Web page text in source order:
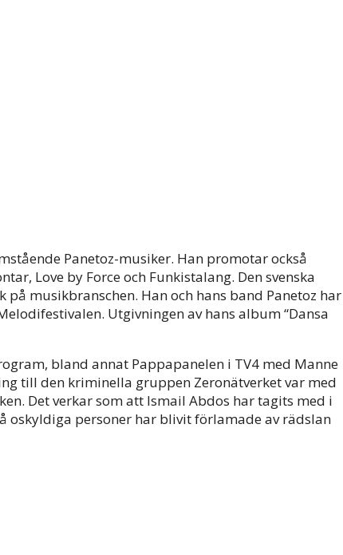
Panetoz-musiker. Han promotar också
Love by Force och Funkistalang. Den svenska
musikbranschen. Han och hans band Panetoz har
Utgivningen av hans album “Dansa
bland annat Pappapanelen i TV4 med Manne
till den kriminella gruppen Zeronätverket var med
Det verkar som att Ismail Abdos har tagits med i
oskyldiga personer har blivit förlamade av rädslan